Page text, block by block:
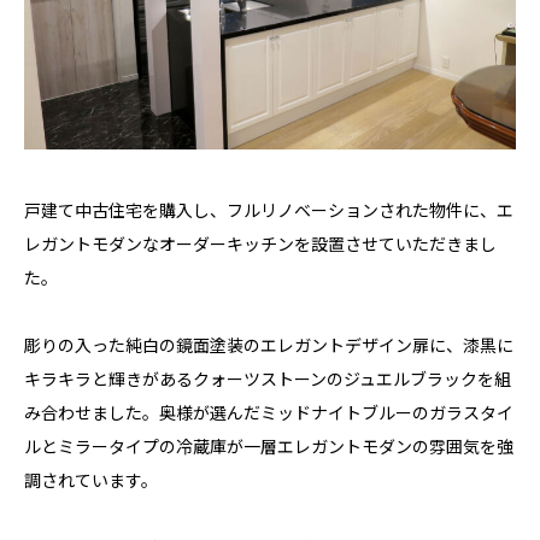
戸建て中古住宅を購入し、フルリノベーションされた物件に、エ
レガントモダンなオーダーキッチンを設置させていただきまし
た。
彫りの入った純白の鏡面塗装のエレガントデザイン扉に、漆黒に
キラキラと輝きがあるクォーツストーンのジュエルブラックを組
み合わせました。奥様が選んだミッドナイトブルーのガラスタイ
ルとミラータイプの冷蔵庫が一層エレガントモダンの雰囲気を強
調されています。